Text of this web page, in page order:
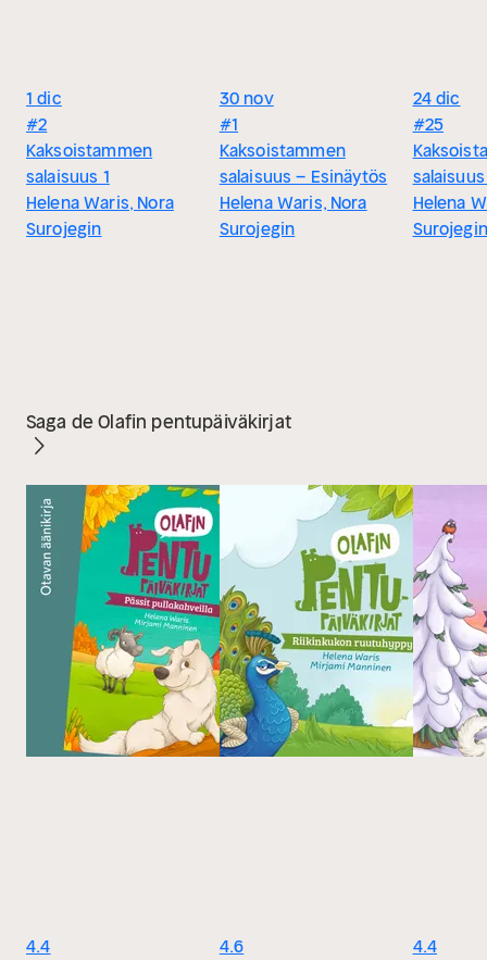
1 dic
#2
Kaksoistammen
salaisuus 1
Helena Waris, Nora
Surojegin
30 nov
#1
Kaksoistammen
salaisuus – Esinäytös
Helena Waris, Nora
Surojegin
24 dic
#25
Helena
Surojegin
Saga de Olafin pentupäiväkirjat
4.4
4.6
4.4